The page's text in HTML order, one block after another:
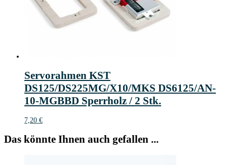
Servorahmen KST
DS125/DS225MG/X10/MKS DS6125/AN-
10-MGBBD Sperrholz / 2 Stk.
7,20 €
Das könnte Ihnen auch gefallen ...